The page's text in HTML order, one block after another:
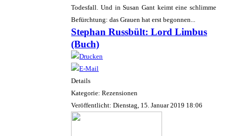
Todesfall. Und in Susan Gant keimt eine schlimme
Befürchtung: das Grauen hat erst begonnen...
Stephan Russbült: Lord Limbus
(Buch)
Details
Kategorie: Rezensionen
Veröffentlicht: Dienstag, 15. Januar 2019 18:06